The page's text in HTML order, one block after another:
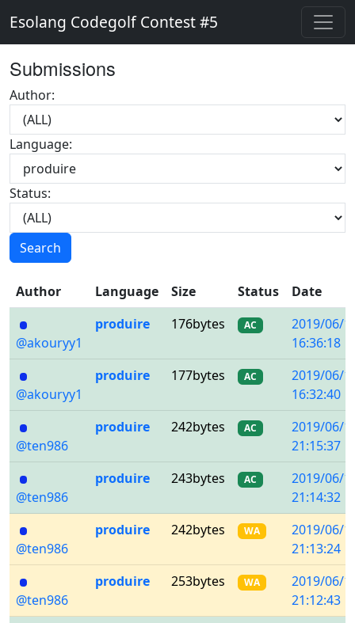
Esolang Codegolf Contest #5
Submissions
Author:
Language:
Status:
Search
Author Language Size Status Date
@akouryy1
produire 176bytes AC
2019/06/
16:36:18
@akouryy1
produire 177bytes AC
2019/06/
16:32:40
@ten986
produire 242bytes AC
2019/06/
21:15:37
@ten986
produire 243bytes AC
2019/06/
21:14:32
@ten986
produire 242bytes WA
2019/06/
21:13:24
@ten986
produire 253bytes WA
2019/06/
21:12:43